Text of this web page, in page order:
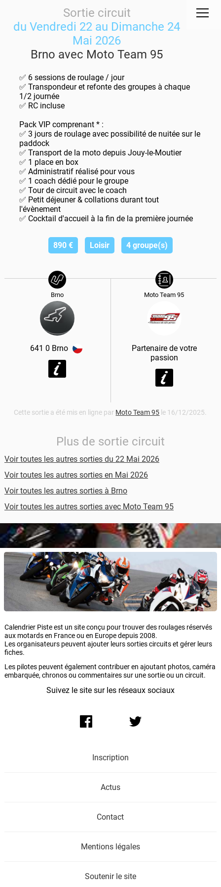
Sortie circuit
du Vendredi 22 au Dimanche 24
Mai 2026
Brno avec Moto Team 95
✅ 6 sessions de roulage / jour
✅ Transpondeur et refonte des groupes à chaque
1/2 journée
✅ RC incluse
Pack VIP comprenant * :
✅ 3 jours de roulage avec possibilité de nuitée sur le
paddock
✅ Transport de la moto depuis Jouy-le-Moutier
✅ 1 place en box
✅ Administratif réalisé pour vous
✅ 1 coach dédié pour le groupe
✅ Tour de circuit avec le coach
✅ Petit déjeuner & collations durant tout
l'évènement
✅ Cocktail d'accueil à la fin de la première journée
890 € Loisir 4 groupe(s)
Brno
641 0 Brno
Moto Team 95
Partenaire de votre
passion
Cette sortie a été mis en ligne par Moto Team 95 le 16/12/2025.
Plus de sortie circuit
Voir toutes les autres sorties du 22 Mai 2026
Voir toutes les autres sorties en Mai 2026
Voir toutes les autres sorties à Brno
Voir toutes les autres sorties avec Moto Team 95
Calendrier Piste est un site conçu pour trouver des roulages réservés
aux motards en France ou en Europe depuis 2008.
Les organisateurs peuvent ajouter leurs sorties circuits et gérer leurs
fiches.
Les pilotes peuvent également contribuer en ajoutant photos, caméra
embarquée, chronos ou commentaires sur une sortie ou un circuit.
Suivez le site sur les réseaux sociaux
Inscription
Actus
Contact
Mentions légales
Soutenir le site